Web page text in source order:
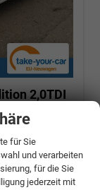
2,0TDI
für Sie
und verarbeiten
für die Sie
jederzeit mit